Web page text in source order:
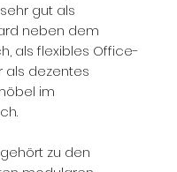
gut als
neben dem
als flexibles Office-
als dezentes
im
gehört zu den